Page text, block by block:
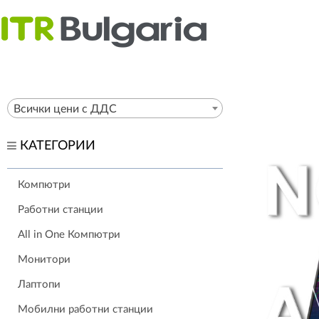
Всички цени с ДДС
КАТЕГОРИИ
Компютри
Работни станции
All in One Компютри
Монитори
Лаптопи
Мобилни работни станции